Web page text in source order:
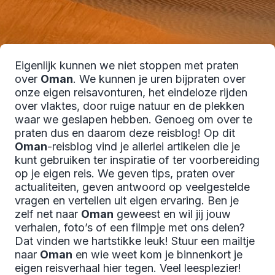
Eigenlijk kunnen we niet stoppen met praten
over Oman. We kunnen je uren bijpraten over
onze eigen reisavonturen, het eindeloze rijden
over vlaktes, door ruige natuur en de plekken
waar we geslapen hebben. Genoeg om over te
praten dus en daarom deze reisblog! Op dit
Oman-reisblog vind je allerlei artikelen die je
kunt gebruiken ter inspiratie of ter voorbereiding
op je eigen reis. We geven tips, praten over
actualiteiten, geven antwoord op veelgestelde
vragen en vertellen uit eigen ervaring. Ben je
zelf net naar Oman geweest en wil jij jouw
verhalen, foto’s of een filmpje met ons delen?
Dat vinden we hartstikke leuk! Stuur een mailtje
naar Oman en wie weet kom je binnenkort je
eigen reisverhaal hier tegen. Veel leesplezier!